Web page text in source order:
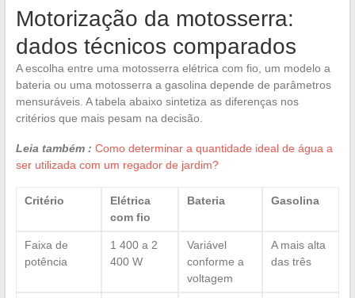
Motorização da motosserra:
dados técnicos comparados
A escolha entre uma motosserra elétrica com fio, um modelo a
bateria ou uma motosserra a gasolina depende de parâmetros
mensuráveis. A tabela abaixo sintetiza as diferenças nos
critérios que mais pesam na decisão.
Leia também : Como determinar a quantidade ideal de água a
ser utilizada com um regador de jardim?
Critério
Elétrica
com fio
Bateria Gasolina
Faixa de
potência
1 400 a 2
400 W
Variável
conforme a
voltagem
A mais alta
das três